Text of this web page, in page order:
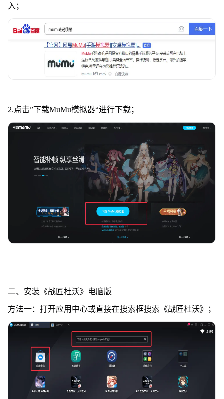
入；
2.点击”下载MuMu模拟器“进行下载；
二、安装《战匠杜沃》电脑版
方法一：打开应用中心或直接在搜索框搜索《战匠杜沃》；